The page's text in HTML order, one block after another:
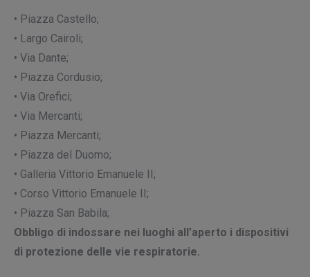
• Piazza Castello;
• Largo Cairoli;
• Via Dante;
• Piazza Cordusio;
• Via Orefici;
• Via Mercanti;
• Piazza Mercanti;
• Piazza del Duomo;
• Galleria Vittorio Emanuele II;
• Corso Vittorio Emanuele II;
• Piazza San Babila;
Obbligo di indossare nei luoghi all’aperto i dispositivi
di protezione delle vie respiratorie.